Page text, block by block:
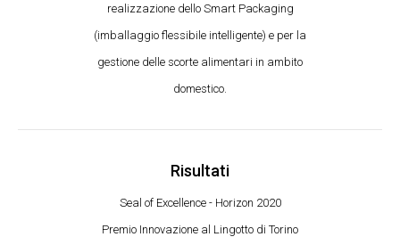
realizzazione dello Smart Packaging
(imballaggio flessibile intelligente) e per la
gestione delle scorte alimentari in ambito
domestico.
Risultati
Seal of Excellence - Horizon 2020
Premio Innovazione al Lingotto di Torino